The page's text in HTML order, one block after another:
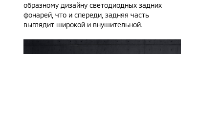
образному дизайну светодиодных задних
фонарей, что и спереди, задняя часть
выглядит широкой и внушительной.